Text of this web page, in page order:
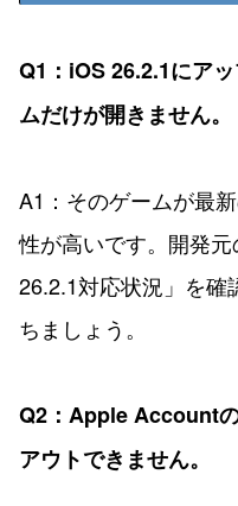
Q1：iOS 26.2.1にア
ムだけが開きません。
A1：そのゲームが最
性が高いです。開発
26.2.1対応状況」を確
ちましょう。
Q2：Apple Account
アウトできません。